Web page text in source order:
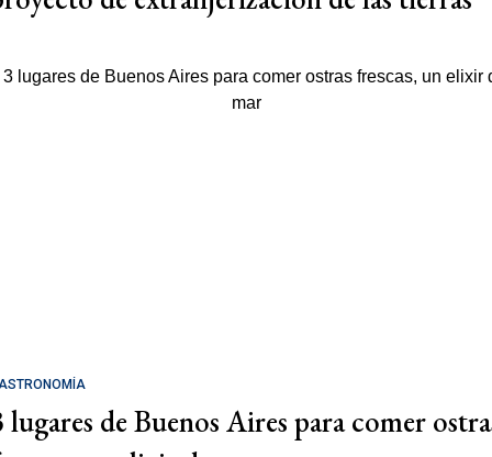
lugares de Buenos Aires para comer